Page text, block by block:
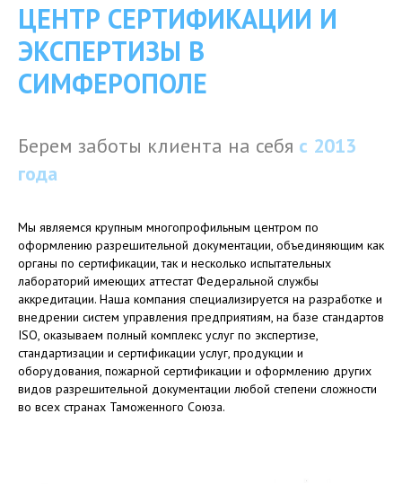
ЦЕНТР СЕРТИФИКАЦИИ И
ЭКСПЕРТИЗЫ В
СИМФЕРОПОЛЕ
Берем заботы клиента на себя с 2013
года
Мы являемся крупным многопрофильным центром по
оформлению разрешительной документации, объединяющим как
органы по сертификации, так и несколько испытательных
лабораторий имеющих аттестат Федеральной службы
аккредитации. Наша компания специализируется на разработке и
внедрении систем управления предприятиям, на базе стандартов
ISO, оказываем полный комплекс услуг по экспертизе,
стандартизации и сертификации услуг, продукции и
оборудования, пожарной сертификации и оформлению других
видов разрешительной документации любой степени сложности
во всех странах Таможенного Союза.